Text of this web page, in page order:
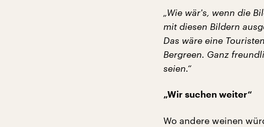
„Wie wär's, wenn die
mit diesen Bildern
Das wäre eine
Bergreen. Ganz
seien.“
„Wir suchen weiter“
Wo andere weinen